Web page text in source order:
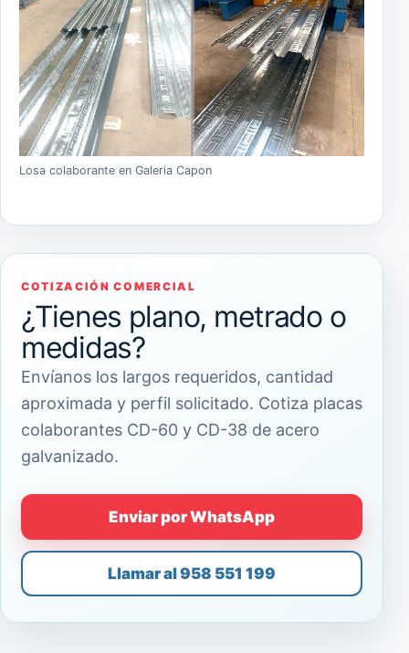
Losa colaborante en Galeria Capon
COTIZACIÓN COMERCIAL
¿Tienes plano, metrado o
medidas?
Envíanos los largos requeridos, cantidad
aproximada y perfil solicitado. Cotiza placas
colaborantes CD-60 y CD-38 de acero
galvanizado.
Enviar por WhatsApp
Llamar al 958 551 199